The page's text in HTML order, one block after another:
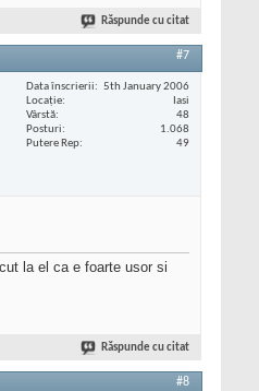
Răspunde cu citat
#7
Data înscrierii
5th January 2006
Locaţie
Iasi
Vârstă
48
Posturi
1.068
Putere Rep
49
la el ca e foarte usor si
Răspunde cu citat
#8